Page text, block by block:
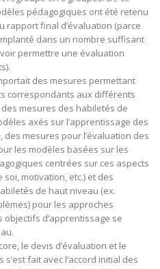
pédagogiques ont été retenu
rapport final d’évaluation (parce
dans un nombre suffisant
permettre une évaluation
des mesures permettant
correspondants aux différents
mesures des habiletés de
axés sur l’apprentissage des
des mesures pour l’évaluation des
les modèles basées sur les
centrées sur ces aspects
motivation, etc.) et des
de haut niveau (ex.
pour les approches
objectifs d’apprentissage se
le devis d’évaluation et le
fait avec l’accord initial des